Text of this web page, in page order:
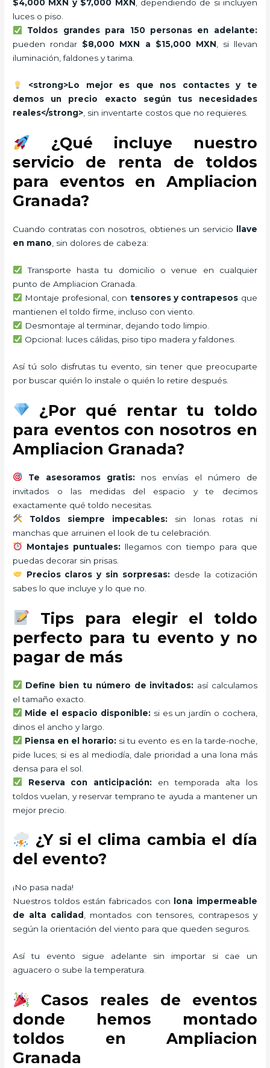
$4,000 MXN y $7,000 MXN , dependiendo de si incluyen
luces o piso.
Toldos grandes para 150 personas en adelante:
pueden rondar $8,000 MXN a $15,000 MXN, si llevan
iluminación, faldones y tarima.
<strong>Lo mejor es que nos contactes y te
demos un precio exacto según tus necesidades
reales</strong> , sin inventarte costos que no requieres.
¿Qué incluye nuestro
servicio de renta de toldos
para eventos en Ampliacion
Granada?
Cuando contratas con nosotros, obtienes un servicio
llave
en mano , sin dolores de cabeza:
Transporte hasta tu domicilio o venue en cualquier
punto de Ampliacion Granada.
Montaje profesional, con tensores y contrapesos que
mantienen el toldo firme, incluso con viento.
Desmontaje al terminar, dejando todo limpio.
Opcional: luces cálidas, piso tipo madera y faldones.
Así tú solo disfrutas tu evento, sin tener que preocuparte
por buscar quién lo instale o quién lo retire después.
¿Por qué rentar tu toldo
para eventos con nosotros en
Ampliacion Granada?
Te asesoramos gratis: nos envías el número de
invitados o las medidas del espacio y te decimos
exactamente qué toldo necesitas.
Toldos siempre impecables:sin lonas rotas ni
manchas que arruinen el look de tu celebración.
Montajes puntuales: llegamos con tiempo para que
puedas decorar sin prisas.
Precios claros y sin sorpresas: desde la cotización
sabes lo que incluye y lo que no.
Tips para elegir el toldo
perfecto para tu evento y no
pagar de más
Define bien tu número de invitados: así calculamos
el tamaño exacto.
Mide el espacio disponible:si es un jardín o cochera,
dinos el ancho y largo.
Piensa en el horario: si tu evento es en la tarde-noche,
pide luces; si es al mediodía, dale prioridad a una lona más
densa para el sol.
Reserva con anticipación: en temporada alta los
toldos vuelan, y reservar temprano te ayuda a mantener un
mejor precio.
¿Y si el clima cambia el día
del evento?
¡No pasa nada!
Nuestros toldos están fabricados con
lona impermeable
de alta calidad , montados con tensores, contrapesos y
según la orientación del viento para que queden seguros.
Así tu evento sigue adelante sin importar si cae un
aguacero o sube la temperatura.
Casos reales de eventos
donde hemos montado
toldos en Ampliacion
Granada